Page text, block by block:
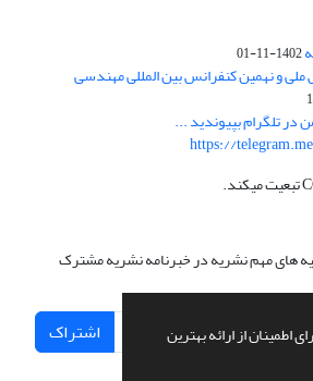
اطمینان از ارائه بهترین
1402-11-01
و نهمین کنفرانس بین المللی مهندسی
در تلگرام بپیوندید ...
https://
های مهم نشریه در خبرنامه نشریه مشترک
اشتراک